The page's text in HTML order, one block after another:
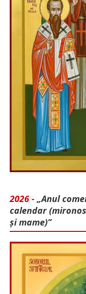
2026 - „Anul
calendar
și mame)”